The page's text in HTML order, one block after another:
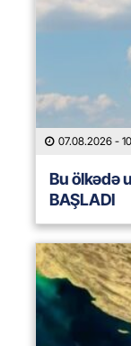
07.08.2026 -
Bu ölkədə
BAŞLADI